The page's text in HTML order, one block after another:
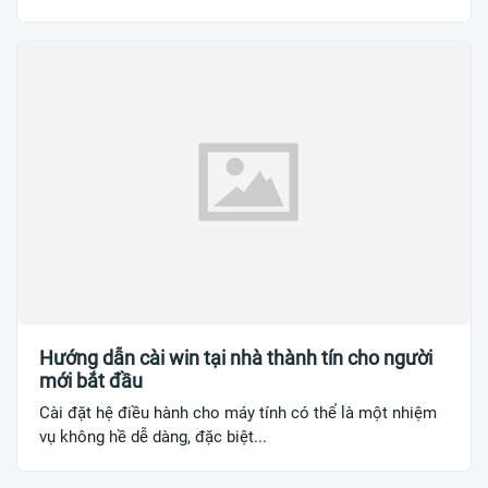
Hướng dẫn cài win tại nhà thành tín cho người
mới bắt đầu
Cài đặt hệ điều hành cho máy tính có thể là một nhiệm
vụ không hề dễ dàng, đặc biệt...